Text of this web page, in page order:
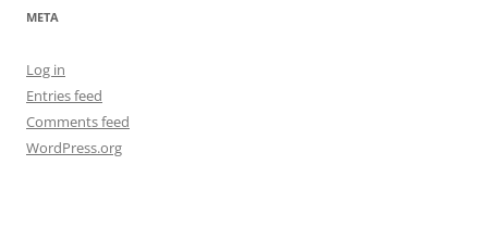
META
Log in
Entries feed
Comments feed
WordPress.org